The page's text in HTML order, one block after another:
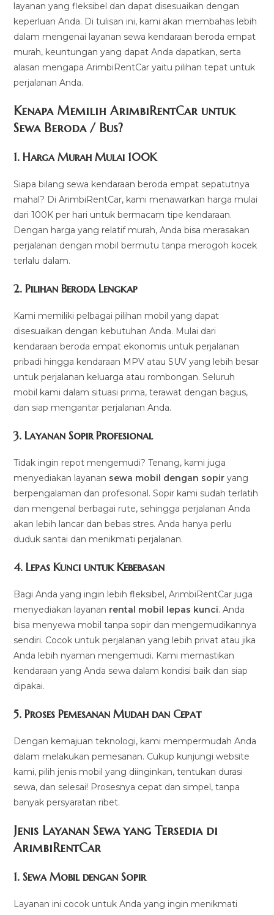
layanan yang fleksibel dan dapat disesuaikan dengan
keperluan Anda. Di tulisan ini, kami akan membahas lebih
dalam mengenai layanan sewa kendaraan beroda empat
murah, keuntungan yang dapat Anda dapatkan, serta
alasan mengapa ArimbiRentCar yaitu pilihan tepat untuk
perjalanan Anda.
Kenapa Memilih ArimbiRentCar untuk
Sewa Beroda / Bus?
1.Harga Murah Mulai 100K
Siapa bilang sewa kendaraan beroda empat sepatutnya
mahal? Di ArimbiRentCar, kami menawarkan harga mulai
dari 100K per hari untuk bermacam tipe kendaraan.
Dengan harga yang relatif murah, Anda bisa merasakan
perjalanan dengan mobil bermutu tanpa merogoh kocek
terlalu dalam.
2. Pilihan Beroda Lengkap
Kami memiliki pelbagai pilihan mobil yang dapat
disesuaikan dengan kebutuhan Anda. Mulai dari
kendaraan beroda empat ekonomis untuk perjalanan
pribadi hingga kendaraan MPV atau SUV yang lebih besar
untuk perjalanan keluarga atau rombongan. Seluruh
mobil kami dalam situasi prima, terawat dengan bagus,
dan siap mengantar perjalanan Anda.
3.Layanan Sopir Profesional
Tidak ingin repot mengemudi? Tenang, kami juga
menyediakan layanan sewa mobil dengan sopir yang
berpengalaman dan profesional. Sopir kami sudah terlatih
dan mengenal berbagai rute, sehingga perjalanan Anda
akan lebih lancar dan bebas stres. Anda hanya perlu
duduk santai dan menikmati perjalanan.
4.Lepas Kunci untuk Kebebasan
Bagi Anda yang ingin lebih fleksibel, ArimbiRentCar juga
menyediakan layanan rental mobil lepas kunci. Anda
bisa menyewa mobil tanpa sopir dan mengemudikannya
sendiri. Cocok untuk perjalanan yang lebih privat atau jika
Anda lebih nyaman mengemudi. Kami memastikan
kendaraan yang Anda sewa dalam kondisi baik dan siap
dipakai.
5.Proses Pemesanan Mudah dan Cepat
Dengan kemajuan teknologi, kami mempermudah Anda
dalam melakukan pemesanan. Cukup kunjungi website
kami, pilih jenis mobil yang diinginkan, tentukan durasi
sewa, dan selesai! Prosesnya cepat dan simpel, tanpa
banyak persyaratan ribet.
Jenis Layanan Sewa yang Tersedia di
ArimbiRentCar
1.Sewa Mobil dengan Sopir
Layanan ini cocok untuk Anda yang ingin menikmati